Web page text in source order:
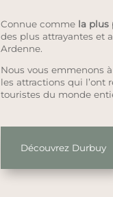
Connue comme la plus
des plus attrayantes et
Ardenne.
Nous vous emmenons
les attractions qui l’ont
touristes du monde
Découvrez Durbuy